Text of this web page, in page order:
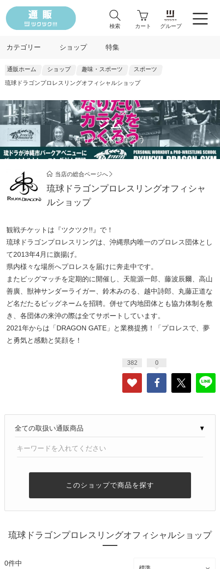
検索 カート グループ
カテゴリー ショップ 特集
通販ホーム ショップ 趣味・スポーツ
スポーツ
琉球ドラゴンプロレスリングオフィシャルショップ
ジム
なりたい体になろう
当店の総合ページへ
琉球ドラゴンプロレスリングオフィシャ
ルショップ
観戦チケットは『ツクツク!!』で！
琉球ドラゴンプロレスリングは、沖縄県内唯一のプロレス団体とし
て2013年4月に旗揚げ。
県内様々な場所へプロレスを届けに奔走中です。
またビッグマッチを定期的に開催し、天龍源一郎、藤波辰爾、高山
善廣、獣神サンダーライガー、鈴木みのる、越中詩郎、丸藤正道な
ど名だたるビッグネームを招聘。併せて内地団体とも協力体制を敷
き、各団体の来沖の際は全てサポートしています。
2021年からは「DRAGON GATE」と業務提携！「プロレスで、夢
と勇気と感動と笑顔を！
382 0
▼
このショップで商品を探す
琉球ドラゴンプロレスリングオフィシャルショップ
0件中